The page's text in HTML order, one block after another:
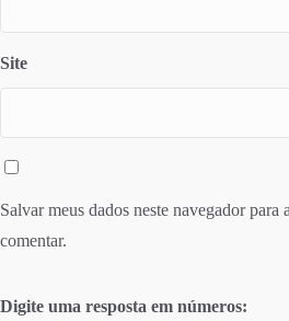
Site
Salvar meus dados neste navegador para
comentar.
Digite uma resposta em números: